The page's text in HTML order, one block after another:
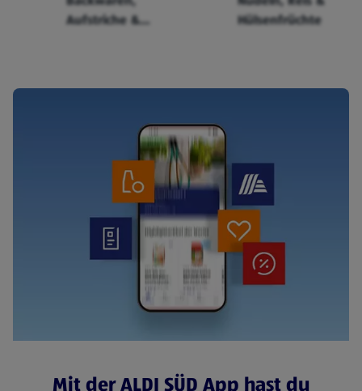
Aufstriche &
Hülsenfrüchte
Mit der ALDI SÜD App hast du